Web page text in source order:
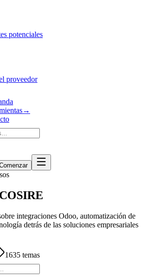
potenciales
proveedor
→
integraciones Odoo, automatización de
detrás de las soluciones empresariales
1635 temas